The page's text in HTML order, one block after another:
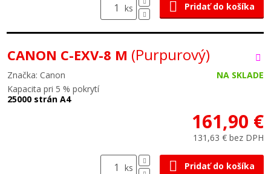
ks Pridať do košíka
CANON C-EXV-8 M (Purpurový)
Značka: Canon
NA SKLADE
Kapacita pri 5 % pokrytí
25000 strán A4
161,90 €
131,63 € bez DPH
ks Pridať do košíka